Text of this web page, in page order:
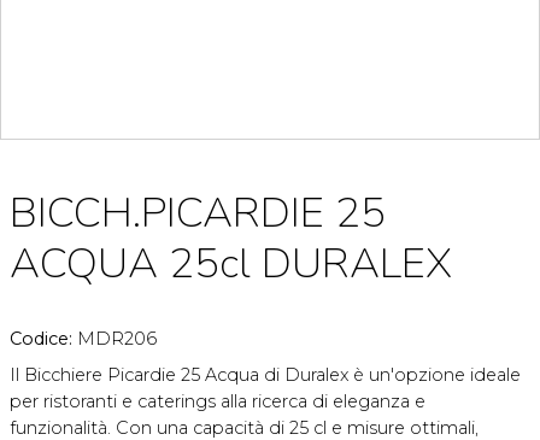
BICCH.PICARDIE 25
ACQUA 25cl DURALEX
Codice: MDR206
Il Bicchiere Picardie 25 Acqua di Duralex è un'opzione ideale
per ristoranti e caterings alla ricerca di eleganza e
funzionalità. Con una capacità di 25 cl e misure ottimali,